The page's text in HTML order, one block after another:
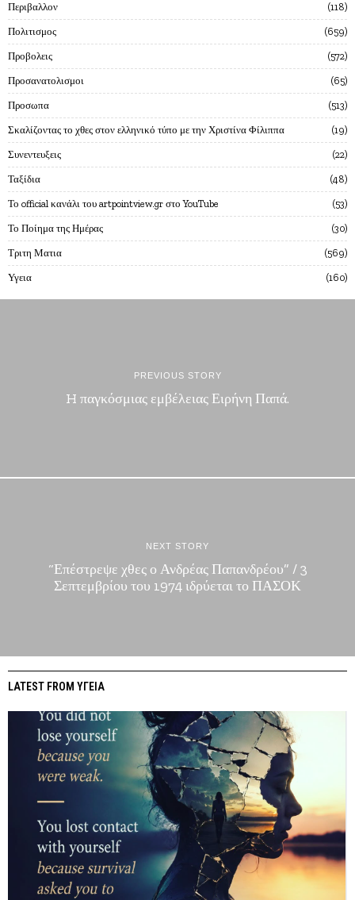
Περιβαλλον 118
Πολιτισμος 659
Προβολεις 572
Προσανατολισμοι 65
Προσωπα 513
Σκαλίζοντας το χθες στον ελληνικό τύπο με την Χριστίνα Φίλιππα 19
Συνεντευξεις 22
Ταξίδια 48
Το official κανάλι του artpointview.gr στο YouTube 53
Το Ποίημα της Ημέρας 30
Τριτη Ματια 569
Υγεια 160
PREVIOUS STORY
H παγκόσμιας εμβέλειας Ειρήνη Παπά.
NEXT STORY
“Επέστρεψε χθες ο Ανδρέας Παπανδρέου” / 3
Σεπτεμβρίου του 1974 ιδρύεται το ΠΑΣΟΚ
LATEST FROM ΥΓΕΙΑ